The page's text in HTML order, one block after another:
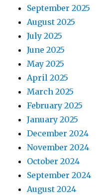
September 2025
August 2025
July 2025
June 2025
May 2025
April 2025
March 2025
February 2025
January 2025
December 2024
November 2024
October 2024
September 2024
August 2024